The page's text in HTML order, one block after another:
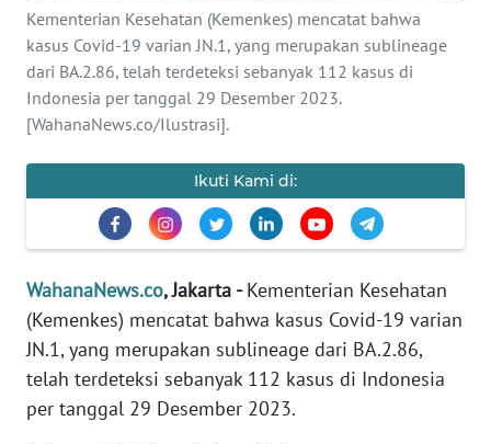
Kementerian Kesehatan (Kemenkes) mencatat bahwa
kasus Covid-19 varian JN.1, yang merupakan sublineage
dari BA.2.86, telah terdeteksi sebanyak 112 kasus di
Indonesia per tanggal 29 Desember 2023.
[WahanaNews.co/Ilustrasi].
Ikuti Kami di:
WahanaNews.co, Jakarta -Kementerian Kesehatan
(Kemenkes) mencatat bahwa kasus Covid-19 varian
JN.1, yang merupakan sublineage dari BA.2.86,
telah terdeteksi sebanyak 112 kasus di Indonesia
per tanggal 29 Desember 2023.
OLAHRAGA
OPINI
INDEKS
BERITA
KONTAK
KAMI